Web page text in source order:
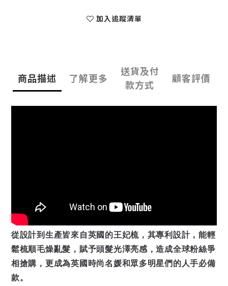
加入追蹤清單
商品描述 了解更多
送貨及付
款方式
顧客評價
從設計到生產皆來自英國的王妃梳，其專利設計，能輕
鬆梳順毛燥亂髮，賦予頭髮光澤亮感，造成全球粉絲爭
相搶購，更成為英國時尚名媛和眾多明星們的人手必備
款。